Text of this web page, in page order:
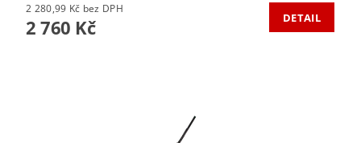
2 280,99 Kč bez DPH
2 760 Kč DETAIL